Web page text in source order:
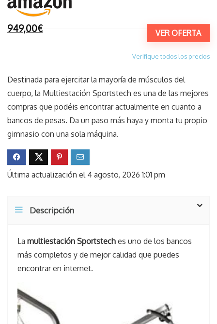
VER OFERTA
949,00€
Verifique todos los precios
Destinada para ejercitar la mayoría de músculos del
cuerpo, la Multiestación Sportstech es una de las mejores
compras que podéis encontrar actualmente en cuanto a
bancos de pesas. Da un paso más haya y monta tu propio
gimnasio con una sola máquina.
Última actualización el 4 agosto, 2026 1:01 pm
Descripción
La multiestación Sportstech es uno de los bancos
más completos y de mejor calidad que puedes
encontrar en internet.